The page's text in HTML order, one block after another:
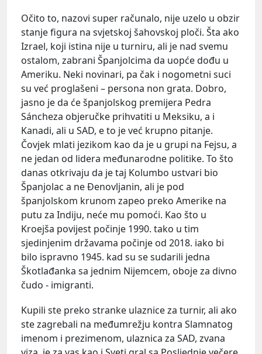
Očito to, nazovi super računalo, nije uzelo u obzir
stanje figura na svjetskoj šahovskoj ploči. Šta ako
Izrael, koji istina nije u turniru, ali je nad svemu
ostalom, zabrani Španjolcima da uopće dođu u
Ameriku. Neki novinari, pa čak i nogometni suci
su već proglašeni – persona non grata. Dobro,
jasno je da će španjolskog premijera Pedra
Sáncheza objeručke prihvatiti u Meksiku, a i
Kanadi, ali u SAD, e to je već krupno pitanje.
Čovjek mlati jezikom kao da je u grupi na Fejsu, a
ne jedan od lidera međunarodne politike. To što
danas otkrivaju da je taj Kolumbo ustvari bio
Španjolac a ne Đenovljanin, ali je pod
španjolskom krunom zapeo preko Amerike na
putu za Indiju, neće mu pomoći. Kao što u
Kroejša povijest počinje 1990. tako u tim
sjedinjenim državama počinje od 2018. iako bi
bilo ispravno 1945. kad su se sudarili jedna
Škotlađanka sa jednim Nijemcem, oboje za divno
čudo - imigranti.
Kupili ste preko stranke ulaznice za turnir, ali ako
ste zagrebali na međumrežju kontra Slamnatog
imenom i prezimenom, ulaznica za SAD, zvana